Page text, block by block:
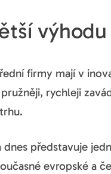
firmy mají v
rychleji
dnes představuje
evropské a